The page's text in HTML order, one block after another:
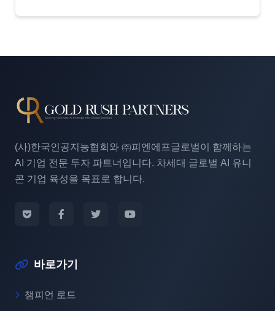
(사)한국인공지능협회와 ㈜피엔에프글로벌이 함께하는
AI 기업 전문 투자 파트너입니다. 차세대 글로벌 AI 유니
콘 기업 육성을 목표로 합니다.
바로가기
챔피언 로드